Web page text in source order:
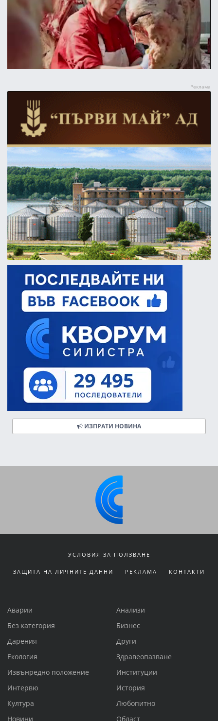
ИЗПРАТИ НОВИНА
УСЛОВИЯ ЗА ПОЛЗВАНЕ
ЗАЩИТА НА ЛИЧНИТЕ ДАННИ РЕКЛАМА КОНТАКТИ
Аварии
Анализи
Без категория
Бизнес
Дарения
Други
Екология
Здравеопазване
Извънредно положение
Институции
Интервю
История
Култура
Любопитно
Новини
Област